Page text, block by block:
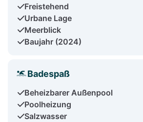
Freistehend
Urbane Lage
Meerblick
Baujahr (2024)
Badespaß
Beheizbarer Außenpool
Poolheizung
Salzwasser